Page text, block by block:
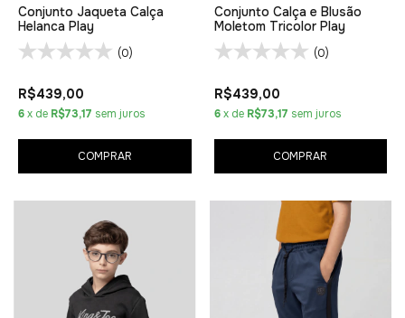
Conjunto Jaqueta Calça
Helanca Play
(0)
R$439,00
6x de R$73,17 sem juros
COMPRAR
Conjunto Calça e Blusão
Moletom Tricolor Play
(0)
R$439,00
6 x de R$73,17 sem juros
COMPRAR